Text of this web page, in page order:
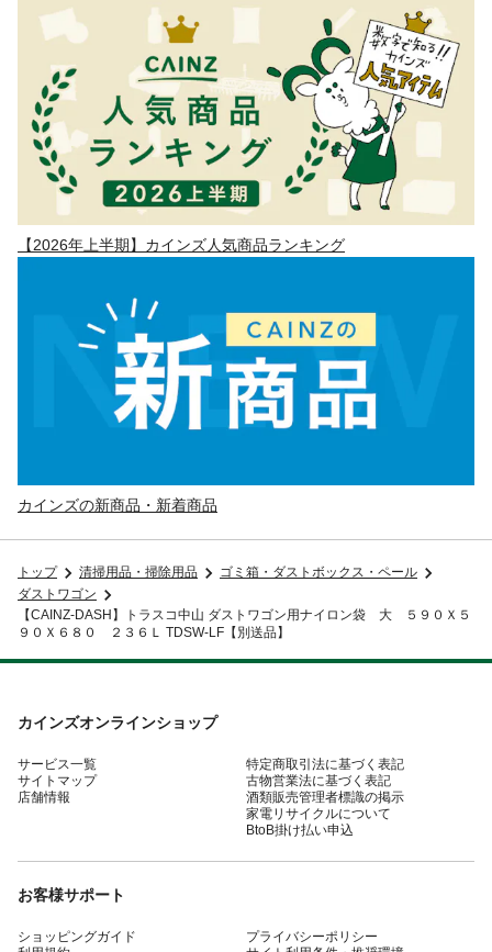
【2026年上半期】カインズ人気商品ランキング
カインズの新商品・新着商品
トップ 清掃用品・掃除用品
ゴミ箱・ダストボックス・ペール
ダストワゴン
【CAINZ-DASH】トラスコ中山 ダストワゴン用ナイロン袋 大 ５９０Ｘ５
９０Ｘ６８０ ２３６Ｌ TDSW-LF【別送品】
カインズオンラインショップ
サービス一覧
サイトマップ
店舗情報
特定商取引法に基づく表記
古物営業法に基づく表記
酒類販売管理者標識の掲示
家電リサイクルについて
BtoB掛け払い申込
お客様サポート
ショッピングガイド
プライバシーポリシー